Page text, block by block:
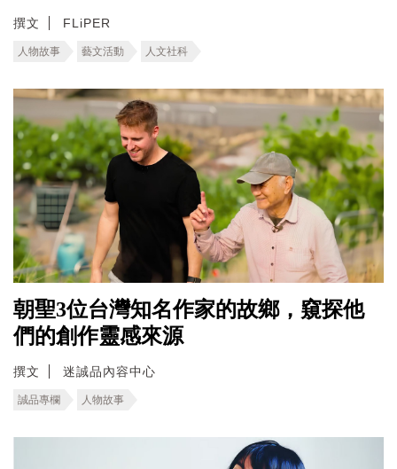
撰文 FLiPER
人物故事 藝文活動 人文社科
朝聖3位台灣知名作家的故鄉，窺探他
們的創作靈感來源
撰文 迷誠品內容中心
誠品專欄 人物故事